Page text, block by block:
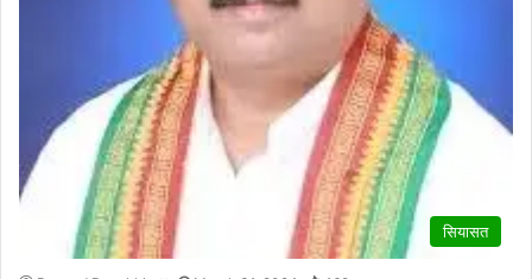
सियासत